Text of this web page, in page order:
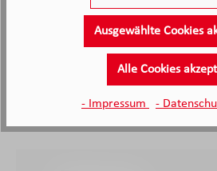
Hersteller Informationen
Ausgewählte Cookies
Alle Cookies
- Impressum -